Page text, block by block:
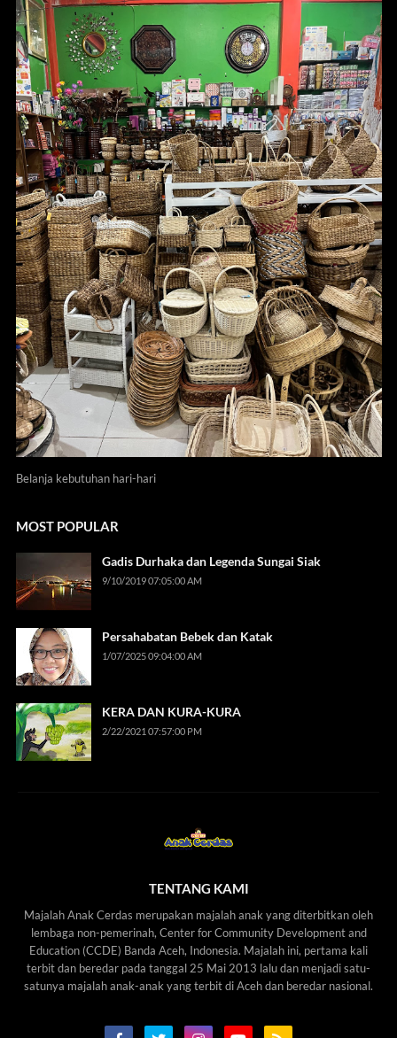
Belanja kebutuhan hari-hari
MOST POPULAR
Gadis Durhaka dan Legenda Sungai Siak
9/10/2019 07:05:00 AM
Persahabatan Bebek dan Katak
1/07/2025 09:04:00 AM
KERA DAN KURA-KURA
2/22/2021 07:57:00 PM
TENTANG KAMI
Majalah Anak Cerdas merupakan majalah anak yang diterbitkan oleh
lembaga non-pemerinah, Center for Community Development and
Education (CCDE) Banda Aceh, Indonesia. Majalah ini, pertama kali
terbit dan beredar pada tanggal 25 Mai 2013 lalu dan menjadi satu-
satunya majalah anak-anak yang terbit di Aceh dan beredar nasional.